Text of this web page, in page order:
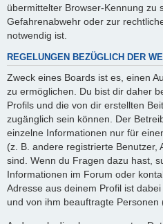
übermittelter Browser-Kennung zu
Gefahrenabwehr oder zur
notwendig ist.
REGELUNGEN BEZÜGLICH DER
Zweck eines Boards ist es, einen
zu ermöglichen. Du bist dir daher
Profils und die von dir erstellten
zugänglich sein können. Der
einzelne Informationen nur für
(z. B. andere registrierte Benutzer,
sind. Wenn du Fragen dazu hast,
Informationen im Forum oder
Adresse aus deinem Profil ist
und von ihm beauftragte Personen